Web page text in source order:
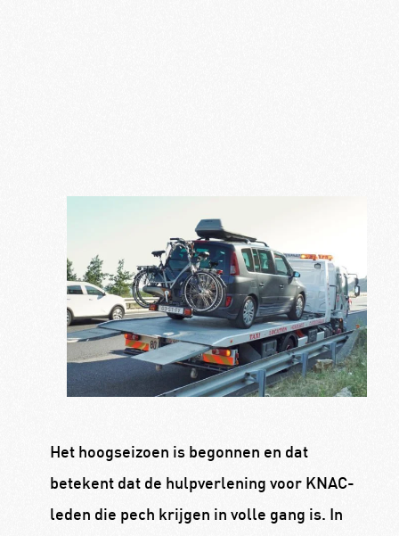
Het hoogseizoen is begonnen en dat
betekent dat de hulpverlening voor KNAC-
leden die pech krijgen in volle gang is. In